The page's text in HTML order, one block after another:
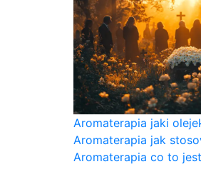
Aromaterapia jaki
Aromaterapia jak
Aromaterapia co to